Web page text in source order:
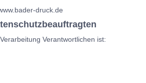
druck.de
Verantwortlichen ist: